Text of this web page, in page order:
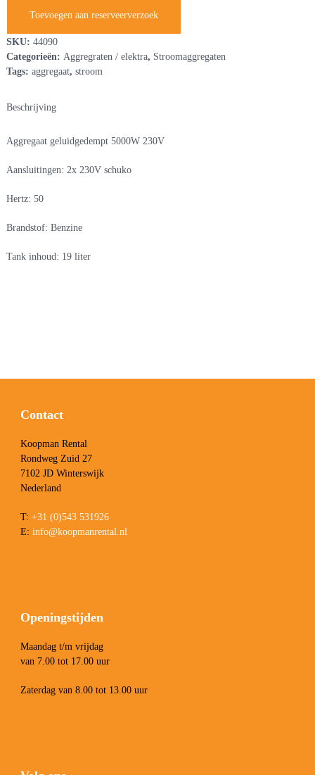
Toevoegen aan reserveerverzoek
SKU: 44090
Categorieën: Aggregraten / elektra, Stroomaggregaten
Tags: aggregaat, stroom
Beschrijving
Aggregaat geluidgedempt 5000W 230V
Aansluitingen: 2x 230V schuko
Hertz: 50
Brandstof: Benzine
Tank inhoud: 19 liter
Contact
Koopman Rental
Rondweg Zuid 27
7102 JD Winterswijk
Nederland
T: +31 (0)543 531926
E: info@koopmanrental.nl
Openingstijden
Maandag t/m vrijdag
van 7.00 tot 17.00 uur
Zaterdag van 8.00 tot 13.00 uur